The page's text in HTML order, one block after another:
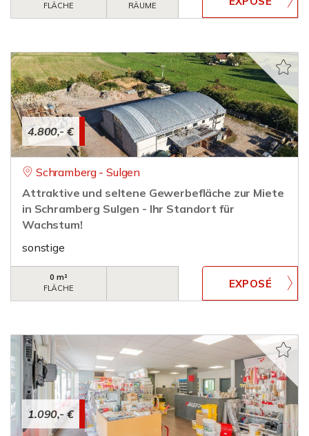
FLÄCHE
RÄUME
4.800,- €
Schramberg - Sulgen
Attraktive und seltene Gewerbefläche zur Miete
in Schramberg Sulgen - Ihr Standort für
Wachstum!
sonstige
0 m²
FLÄCHE
1.090,- €